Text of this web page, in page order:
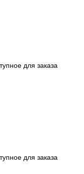
для заказа
для заказа